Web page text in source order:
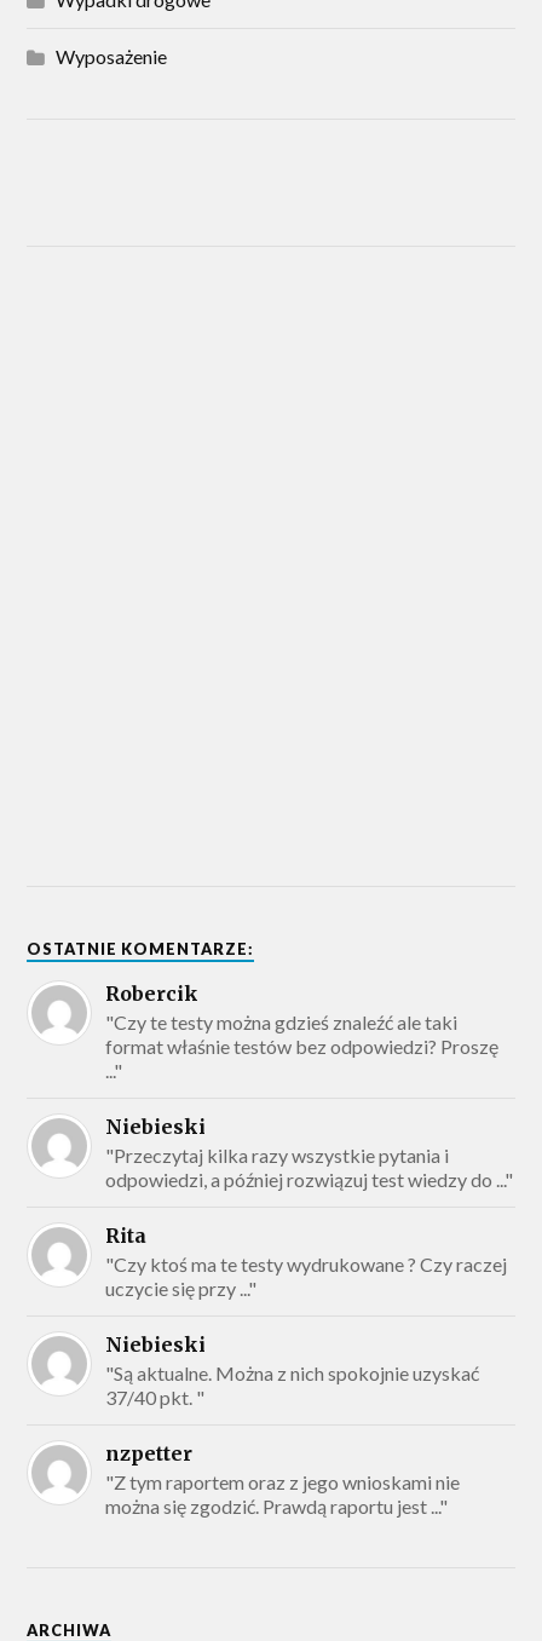
Wyposażenie
OSTATNIE KOMENTARZE:
Robercik
"Czy te testy można gdzieś znaleźć ale taki
format właśnie testów bez odpowiedzi? Proszę
..."
Niebieski
"Przeczytaj kilka razy wszystkie pytania i
odpowiedzi, a później rozwiązuj test wiedzy do ..."
Rita
"Czy ktoś ma te testy wydrukowane ? Czy raczej
uczycie się przy ..."
Niebieski
"Są aktualne. Można z nich spokojnie uzyskać
37/40 pkt. "
nzpetter
"Z tym raportem oraz z jego wnioskami nie
można się zgodzić. Prawdą raportu jest ..."
ARCHIWA